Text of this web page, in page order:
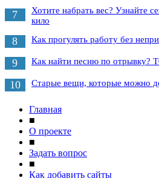
7
Хотите набрать вес? Узнайте
кило
8 Как прогулять работу без
9 Как найти песню по отрывку?
10 Старые вещи, которые можно
Главная
■
О проекте
■
Задать вопрос
■
Как добавить сайты